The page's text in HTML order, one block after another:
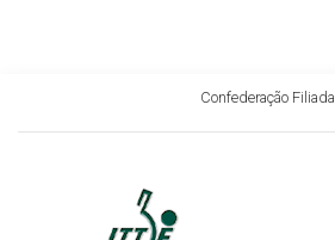
Confederação Filiada